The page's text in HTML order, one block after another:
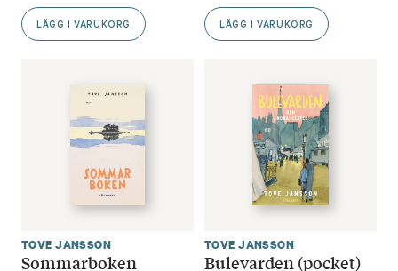
LÄGG I VARUKORG LÄGG I VARUKORG
TOVE JANSSON
Sommarboken
TOVE JANSSON
Bulevarden (pocket)